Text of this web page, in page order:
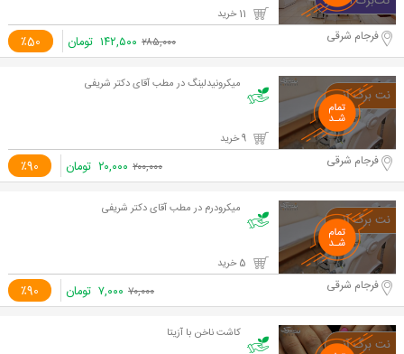
٪50 فرجام شرقی ۲۸۵,۰۰۰ ۱۴۲,۵۰۰ تومان
میکرونیدلینگ در مطب آقای دکتر شریفی
٪90 فرجام شرقی ۲۰۰,۰۰۰ ۲۰,۰۰۰ تومان
میکرودرم در مطب آقای دکتر شریفی
٪90 فرجام شرقی ۷۰,۰۰۰ ۷,۰۰۰ تومان
کاشت ناخن با آزیتا